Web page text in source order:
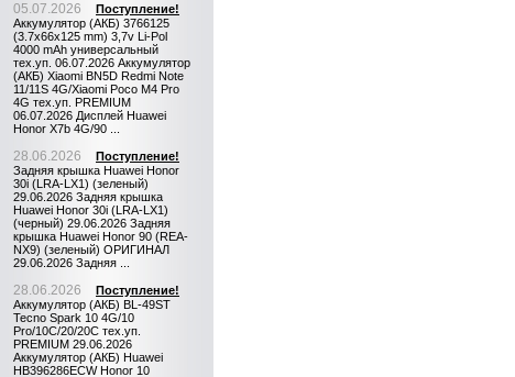
05.07.2026
Поступление!
Аккумулятор (АКБ) 3766125
(3.7x66x125 mm) 3,7v Li-Pol
4000 mAh универсальный
тех.уп. 06.07.2026 Аккумулятор
(АКБ) Xiaomi BN5D Redmi Note
11/11S 4G/Xiaomi Poco M4 Pro
4G тех.уп. PREMIUM
06.07.2026 Дисплей Huawei
Honor X7b 4G/90 ...
28.06.2026
Поступление!
Задняя крышка Huawei Honor
30i (LRA-LX1) (зеленый)
29.06.2026 Задняя крышка
Huawei Honor 30i (LRA-LX1)
(черный) 29.06.2026 Задняя
крышка Huawei Honor 90 (REA-
NX9) (зеленый) ОРИГИНАЛ
29.06.2026 Задняя ...
28.06.2026
Поступление!
Аккумулятор (АКБ) BL-49ST
Tecno Spark 10 4G/10
Pro/10C/20/20C тех.уп.
PREMIUM 29.06.2026
Аккумулятор (АКБ) Huawei
HB396286ECW Honor 10